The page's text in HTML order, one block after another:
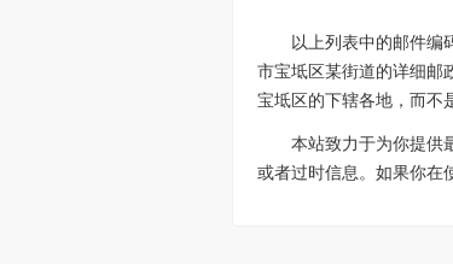
以上列表中的邮件编
市宝坻区某街道的详细邮
宝坻区的下辖各地，而不
本站致力于为你提供
或者过时信息。如果你在